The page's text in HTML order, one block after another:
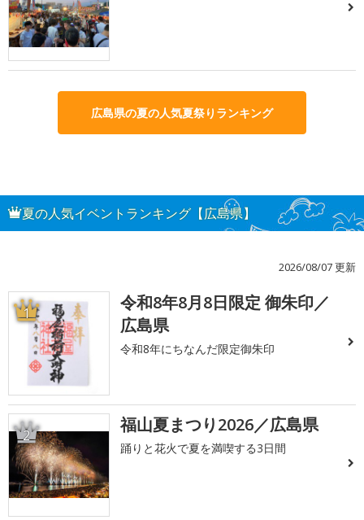
広島県の夏の人気夏祭りランキング
夏の人気イベントランキング【広島県】
2026/08/07 更新
1
令和8年8月8日限定 御朱印／
広島県
令和8年にちなんだ限定御朱印
2 福山夏まつり2026／広島県
踊りと花火で夏を満喫する3日間